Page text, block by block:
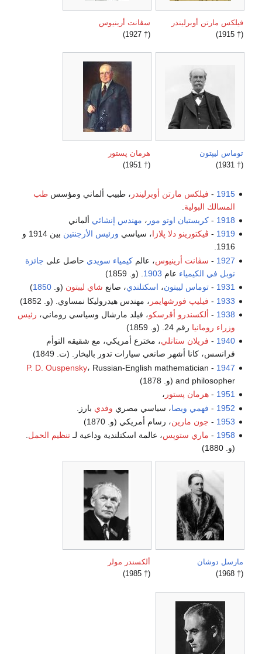
فيلكس مارتن أوبرليندر
(† 1915)
سڤانت أرينيوس
(† 1927)
توماس ليپتون
(† 1931)
هرمان پستور
(† 1951)
1915
- فيلكس مارتن أوبرليندر ، طبيب ألماني ومؤسسطب
المسالك البولية
1918
-كريستيان اوتو مور ، مهندس إنشائي ألماني
1919
- ڤيكتورينو دلا پلازا، سياسي ورئيس الأرجنتين
بين 1914 و
1916.
1927
- سڤانت أرينيوس، عالمكيمياء سويدي حاصل على جائزة
نوبل في الكيمياء عام 1903 . (و. 1859)
1931
-توماس ليبتون، اسكتلندي، صانع شاي ليبتون (و.1850
)
1933
- فيليپ فورشهايمر ، مهندس هيدروليكا نمساوي. (و. 1852)
1938
- ألكسندرو أڤرسكو، فيلد مارشال وسياسي روماني، رئيس
وزراء رومانيا رقم 24. (و. 1859)
1940
- فريلان ستانلي، مخترع أمريكي، مع شقيقه التوأم
فرانسس، كانا أشهر صانعي سيارات تدور بالبخار. (ت. 1849)
1947
-
P. D. Ouspensky، Russian-English mathematician
and philosopher (و. 1878)
1951
-هرمان پستور ،
1952
- فهمي ويصا، سياسي مصري وفدي بارز.
1953
- جون مارين، رسام أمريكي (و. 1870)
1958
- ماري ستوپس، عالمة اسكتلندية وداعية لـتنظيم الحمل.
(و. 1880)
مارسل دوشان
(† 1968)
ألكسندر مولر
(† 1985)